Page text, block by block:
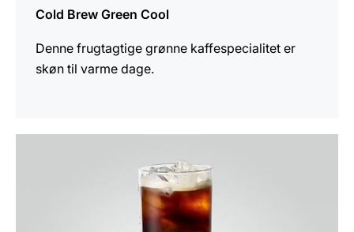
Cold Brew Green Cool
Denne frugtagtige grønne kaffespecialitet er
skøn til varme dage.